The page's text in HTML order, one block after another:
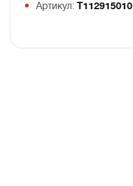
Артикул: T112915010